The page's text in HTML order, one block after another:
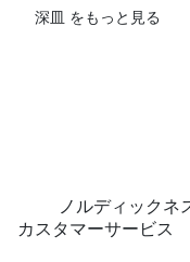
深皿 をもっと見る
ノルディック
カスタマーサービス